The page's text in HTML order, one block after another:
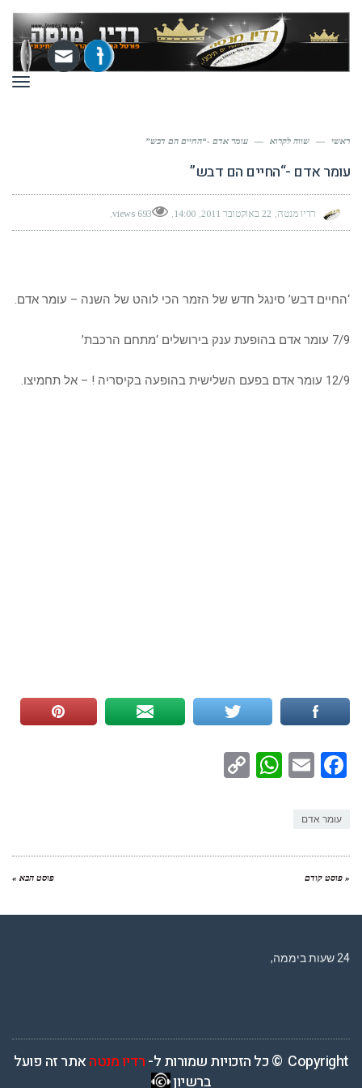
ראשי — שווה לקרוא — עומר אדם -“החיים הם דבש”
עומר אדם -“החיים הם דבש”
רדיו מנטה 22 באוקטובר 2011 14:00
693 views
‘החיים דבש’ סינגל חדש של הזמר הכי לוהט של השנה – עומר אדם.
7/9 עומר אדם בהופעת ענק בירושלים ‘מתחם הרכבת’
12/9 עומר אדם בפעם השלישית בהופעה בקיסריה ! – אל תחמיצו.
Facebook
Email
WhatsApp
עומר אדם
« פוסט קודם פוסט הבא »
24 שעות ביממה,
Copyright © כל הזכויות שמורות ל- רדיו מנטהאתר זה פועל
ברשיון